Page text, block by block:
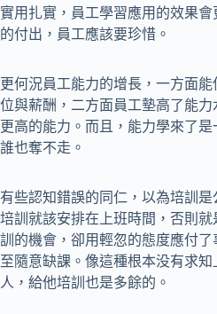
實用扎實，員工學習應用的效果
的付出，員工應該要珍惜。
更何況員工能力的增長，一方面
位與薪酬，二方面員工墊高了能
更高的能力。而且，能力學來了是
誰也奪不走。
有些認知錯誤的同仁，以為培訓是
培訓就該安排在上班時間，否則
訓的機會，卻用輕忽的態度應付
至隨意缺課。像這種根本没有求
人，給他培訓也是多餘的。